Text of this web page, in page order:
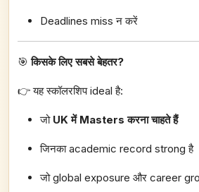
Deadlines miss न करें
🎯किसके लिए सबसे बेहतर?
👉 यह स्कॉलरशिप ideal है:
जो UK में Masters करना चाहते हैं
जिनका academic record strong है
जो global exposure और career